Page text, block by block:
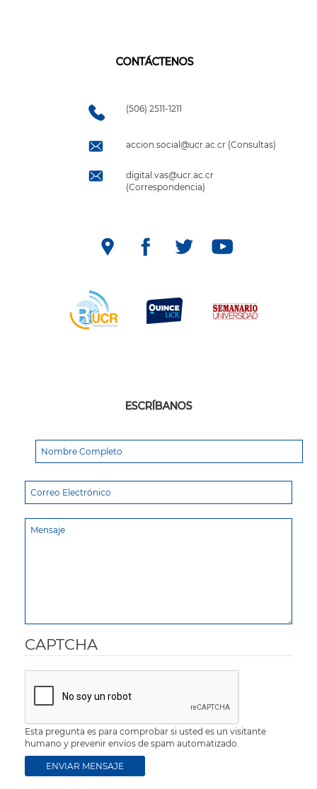
CONTÁCTENOS
(506) 2511-1211
accion.social@ucr.ac.cr (Consultas)
digital.vas@ucr.ac.cr
(Correspondencia)
ESCRÍBANOS
CAPTCHA
Esta pregunta es para comprobar si usted es un visitante
humano y prevenir envíos de spam automatizado.